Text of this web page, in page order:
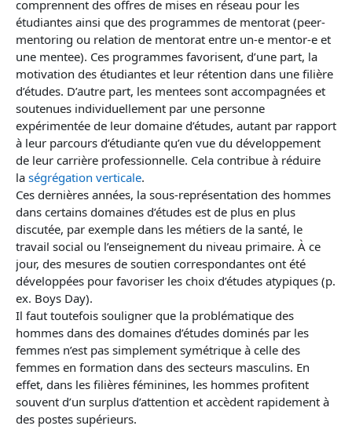
comprennent des offres de mises en réseau pour les
étudiantes ainsi que des programmes de mentorat (peer-
mentoring ou relation de mentorat entre un-e mentor-e et
une mentee). Ces programmes favorisent, d’une part, la
motivation des étudiantes et leur rétention dans une filière
d’études. D’autre part, les mentees sont accompagnées et
soutenues individuellement par une personne
expérimentée de leur domaine d’études, autant par rapport
à leur parcours d’étudiante qu’en vue du développement
de leur carrière professionnelle. Cela contribue à réduire
la ségrégation verticale.
Ces dernières années, la sous-représentation des hommes
dans certains domaines d’études est de plus en plus
discutée, par exemple dans les métiers de la santé, le
travail social ou l’enseignement du niveau primaire. À ce
jour, des mesures de soutien correspondantes ont été
développées pour favoriser les choix d’études atypiques (p.
ex. Boys Day).
Il faut toutefois souligner que la problématique des
hommes dans des domaines d’études dominés par les
femmes n’est pas simplement symétrique à celle des
femmes en formation dans des secteurs masculins. En
effet, dans les filières féminines, les hommes profitent
souvent d’un surplus d’attention et accèdent rapidement à
des postes supérieurs.